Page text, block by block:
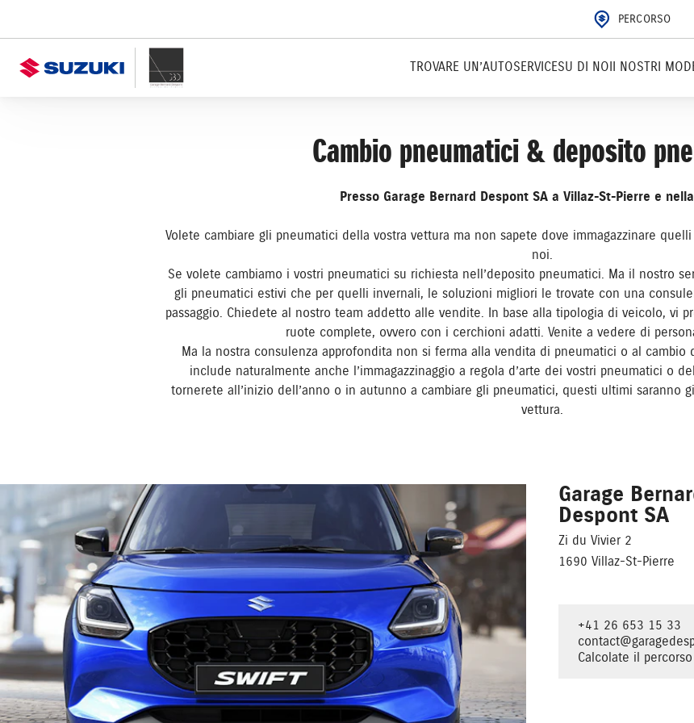
PERCORSO
TROVARE UN’AUTOSERVICESU DI NOII NOSTRI
Cambio pneumatici & deposito
Presso Garage Bernard Despont SA a Villaz-St-Pierre e
Volete cambiare gli pneumatici della vostra vettura ma non sapete dove immagazzinare
noi.
Se volete cambiamo i vostri pneumatici su richiesta nell’deposito pneumatici. Ma il nostro
gli pneumatici estivi che per quelli invernali, le soluzioni migliori le trovate con una
passaggio. Chiedete al nostro team addetto alle vendite. In base alla tipologia di veicolo, vi
ruote complete, ovvero con i cerchioni adatti. Venite a vedere di
Ma la nostra consulenza approfondita non si ferma alla vendita di pneumatici o al
include naturalmente anche l’immagazzinaggio a regola d’arte dei vostri pneumatici o
tornerete all’inizio dell’anno o in autunno a cambiare gli pneumatici, questi ultimi saranno
vettura.
Garage
Despont SA
Zi du Vivier 2
1690 Villaz-St-Pierre
+41 26 653 15 33
Calcolate il percorso